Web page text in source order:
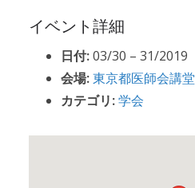
イベント詳細
日付:03/30 – 31/2019
会場:東京都医師会講堂
カテゴリ:学会